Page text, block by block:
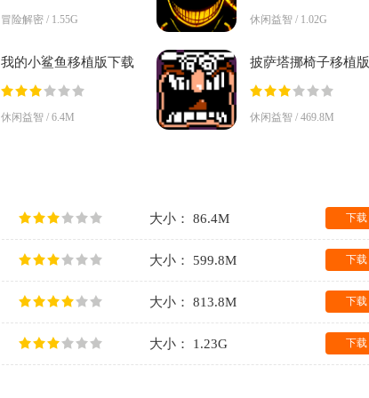
冒险解密 / 1.55G 休闲益智 / 1.02G
我的小鲨鱼移植版下载
安装v1.3 安卓版
休闲益智 / 6.4M
披萨塔挪椅子移植版
(Pizza
休闲益智 / 469.8M
大小： 86.4M 下载
大小： 599.8M 下载
大小： 813.8M 下载
大小： 1.23G 下载